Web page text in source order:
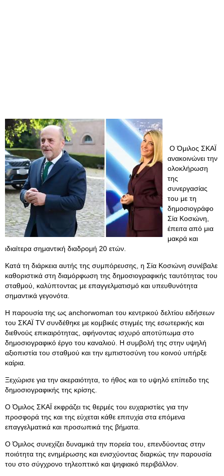
Ο Όμιλος ΣΚΑΪ
ανακοινώνει την
ολοκλήρωση
της
συνεργασίας
του με τη
δημοσιογράφο
Σία Κοσιώνη,
έπειτα από μια
μακρά και
ιδιαίτερα σημαντική διαδρομή 20 ετών.
Κατά τη διάρκεια αυτής της συμπόρευσης, η Σία Κοσιώνη συνέβαλε
καθοριστικά στη διαμόρφωση της δημοσιογραφικής ταυτότητας του
σταθμού, καλύπτοντας με επαγγελματισμό και υπευθυνότητα
σημαντικά γεγονότα.
Η παρουσία της ως anchorwoman του κεντρικού δελτίου ειδήσεων
του ΣΚΑΪ TV συνδέθηκε με κομβικές στιγμές της εσωτερικής και
διεθνούς επικαιρότητας, αφήνοντας ισχυρό αποτύπωμα στο
δημοσιογραφικό έργο του καναλιού. Η συμβολή της στην υψηλή
αξιοπιστία του σταθμού και την εμπιστοσύνη του κοινού υπήρξε
καίρια.
Ξεχώρισε για την ακεραιότητα, το ήθος και το υψηλό επίπεδο της
δημοσιογραφικής της κρίσης.
Ο Όμιλος ΣΚΑΪ εκφράζει τις θερμές του ευχαριστίες για την
προσφορά της και της εύχεται κάθε επιτυχία στα επόμενα
επαγγελματικά και προσωπικά της βήματα.
Ο Όμιλος συνεχίζει δυναμικά την πορεία του, επενδύοντας στην
ποιότητα της ενημέρωσης και ενισχύοντας διαρκώς την παρουσία
του στο σύγχρονο τηλεοπτικό και ψηφιακό περιβάλλον.